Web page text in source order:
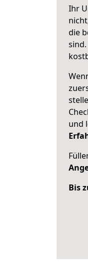
Ihr
die
sind.
und
Bis